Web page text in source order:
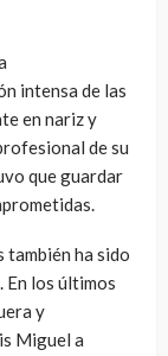
intensa de las
en nariz y
de su
que guardar
también ha sido
En los últimos
y
Miguel a